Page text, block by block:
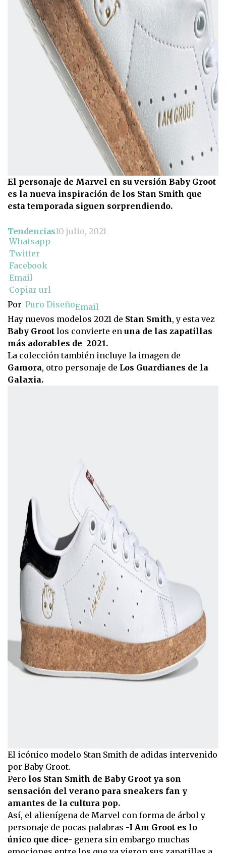
El personaje de Marvel en su versión Baby Groot
es la nueva inspiración de los Stan Smith que
esta temporada siguen sorprendiendo.
Tendencias10 julio, 2021
Whatsapp
Twitter
Facebook
Email
Copiar url
Por Puro DiseñoEmail
Hay nuevos modelos 2021 de Stan Smith, y esta vez
Baby Groot los convierte en una de las zapatillas
más adorables de 2021.
La colección también incluye la imagen de
Gamora, otro personaje de Los Guardianes de la
Galaxia.
El icónico modelo Stan Smith de adidas intervenido
por Baby Groot.
Pero los Stan Smith de Baby Groot ya son
sensación del verano para sneakers fan y
amantes de la cultura pop.
Así, el alienígena de Marvel con forma de árbol y
personaje de pocas palabras -I Am Groot es lo
único que dice- genera sin embargo muchas